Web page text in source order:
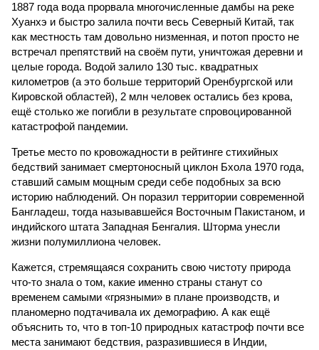
1887 года вода прорвала многочисленные дамбы на реке
Хуанхэ и быстро залила почти весь Северный Китай, так
как местность там довольно низменная, и потоп просто не
встречал препятствий на своём пути, уничтожая деревни и
целые города. Водой залило 130 тыс. квадратных
километров (а это больше территорий Оренбургской или
Кировской областей), 2 млн человек остались без крова,
ещё столько же погибли в результате спровоцированной
катастрофой пандемии.
Третье место по кровожадности в рейтинге стихийных
бедствий занимает смертоносный циклон Бхола 1970 года,
ставший самым мощным среди себе подобных за всю
историю наблюдений. Он поразил территории современной
Бангладеш, тогда называвшейся Восточным Пакистаном, и
индийского штата Западная Бенгалия. Шторма унесли
жизни полумиллиона человек.
Кажется, стремящаяся сохранить свою чистоту природа
что-то знала о том, какие именно страны станут со
временем самыми «грязными» в плане производств, и
планомерно подтачивала их демографию. А как ещё
объяснить то, что в топ-10 природных катастроф почти все
места занимают бедствия, разразившиеся в Индии,